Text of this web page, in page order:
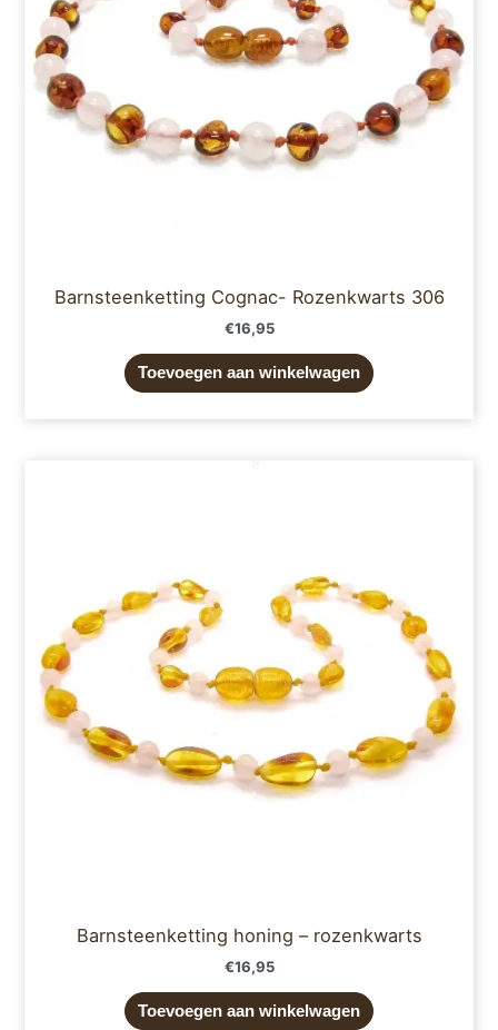
Barnsteenketting Cognac- Rozenkwarts 306
€16,95
Toevoegen aan winkelwagen
Barnsteenketting honing – rozenkwarts
€16,95
Toevoegen aan winkelwagen